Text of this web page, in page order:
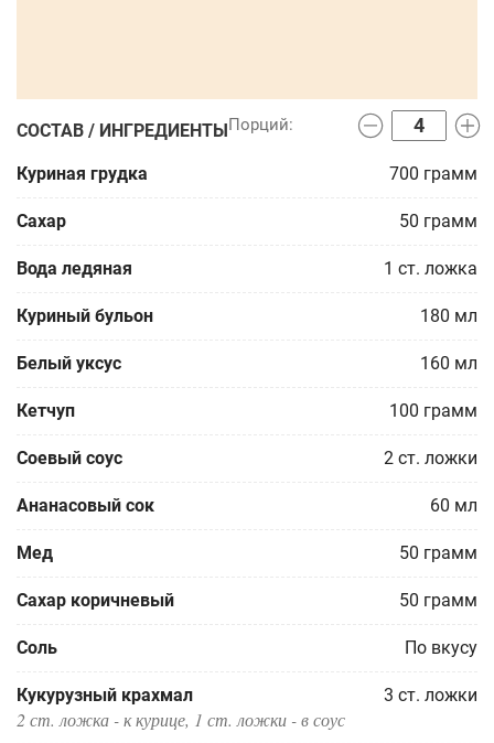
СОСТАВ / ИНГРЕДИЕНТЫ
Куриная грудка 700 грамм
Сахар 50 грамм
Вода ледяная 1 ст. ложка
Куриный бульон 180 мл
Белый уксус 160 мл
Кетчуп 100 грамм
Соевый соус 2 ст. ложки
Ананасовый сок 60 мл
Мед 50 грамм
Сахар коричневый 50 грамм
Соль По вкусу
Кукурузный крахмал 3 ст. ложки
2 ст. ложка - к курице, 1 ст. ложки - в соус